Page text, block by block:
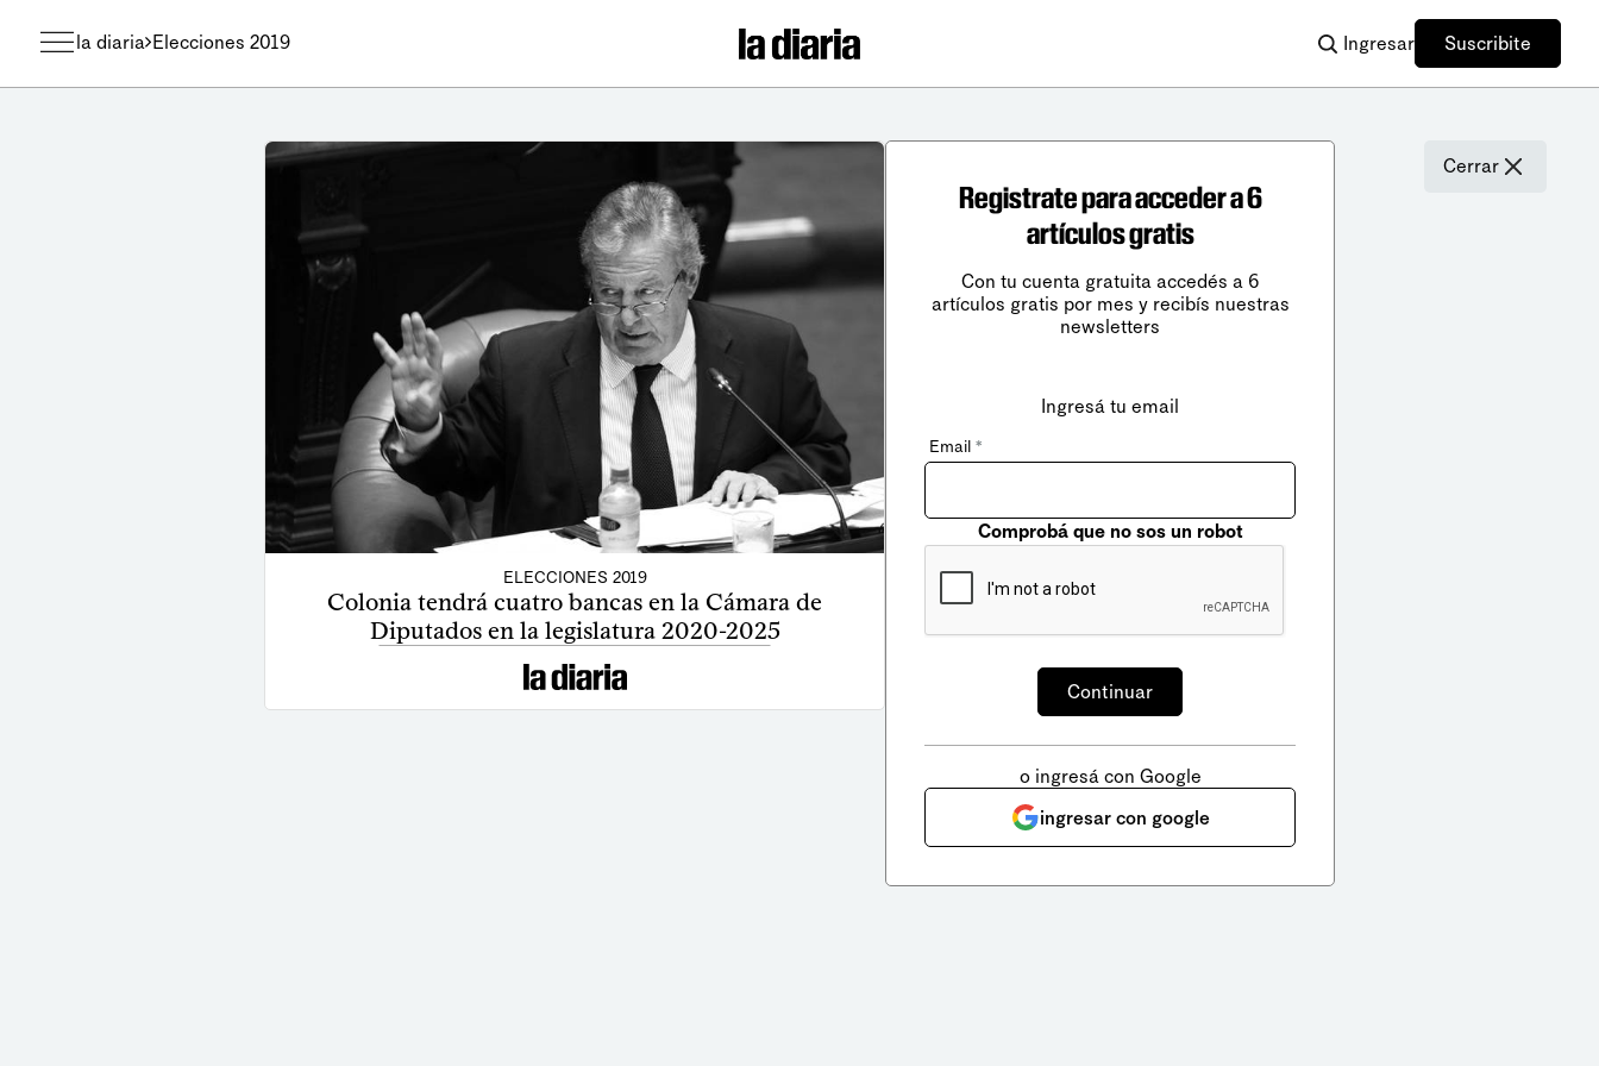
la diaria Elecciones 2019 Ingresar Suscribite
ELECCIONES 2019
Colonia tendrá cuatro bancas en la Cámara de
Diputados en la legislatura 2020-2025
Cerrar
Registrate para acceder a 6
artículos gratis
Con tu cuenta gratuita accedés a 6
artículos gratis por mes y recibís nuestras
newsletters
Ingresá tu email
Email *
Comprobá que no sos un robot
o ingresá con Google
ingresar con google